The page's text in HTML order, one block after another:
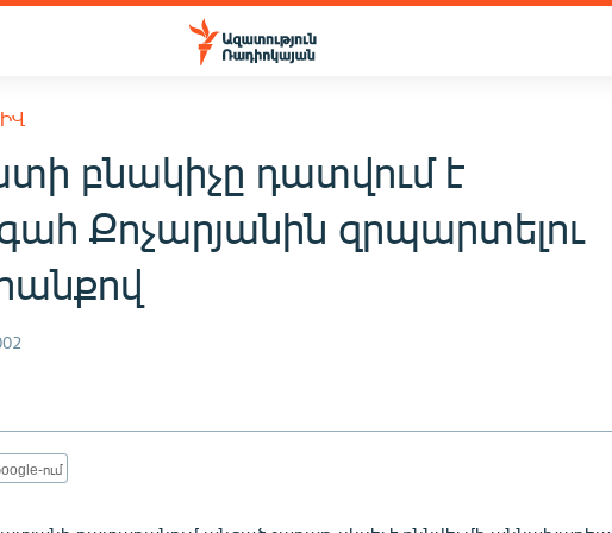
բնակիչը դատվում է
Քոչարյանին զրպարտելու
ում